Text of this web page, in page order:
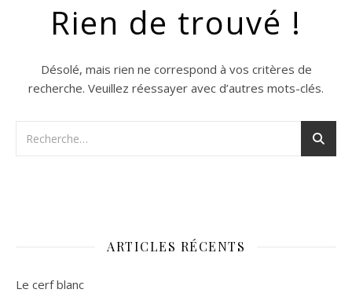
Rien de trouvé !
Désolé, mais rien ne correspond à vos critères de
recherche. Veuillez réessayer avec d’autres mots-clés.
ARTICLES RÉCENTS
Le cerf blanc